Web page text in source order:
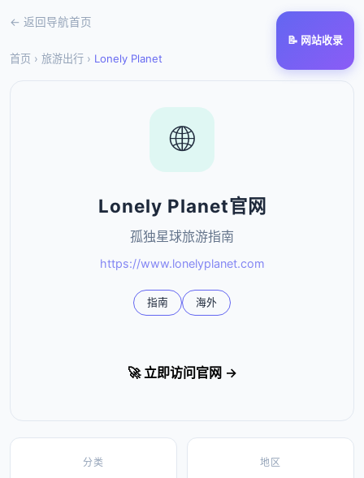
📝 网站收录
← 返回导航首页
首页 › 旅游出行 › Lonely Planet
🌐
Lonely Planet官网
孤独星球旅游指南
https://www.lonelyplanet.com
指南 海外
🚀 立即访问官网 →
分类 地区